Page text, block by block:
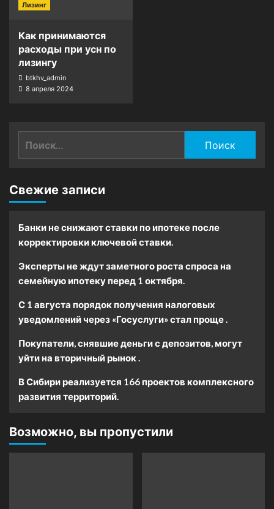
Лизинг
Как принимаются
расходы при усн по
лизингу
btkhv_admin
8 апреля 2024
Свежие записи
Банки не снижают ставки по ипотеке после
корректировки ключевой ставки.
Эксперты не ждут заметного роста спроса на
семейную ипотеку перед 1 октября.
С 1 августа порядок получения налоговых
уведомлений через «Госуслуги» стал проще .
Покупатели, снявшие деньги с депозитов, могут
уйти на вторичный рынок .
В Сибири реализуется 166 проектов комплексного
развития территорий.
Возможно, вы пропустили